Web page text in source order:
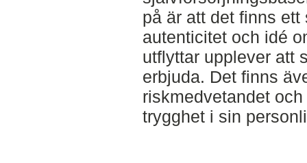
på är att det finns
autenticitet och idé
utflyttar upplever att
erbjuda. Det finns
riskmedvetandet
trygghet i sin